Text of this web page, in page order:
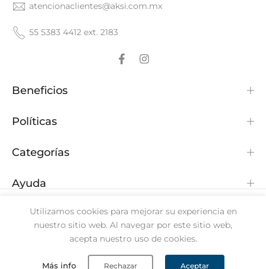
atencionaclientes@aksi.com.mx
55 5383 4412 ext. 2183
Beneficios
Políticas
Categorías
Ayuda
Tecnología deShopify
Utilizamos cookies para mejorar su experiencia en
nuestro sitio web. Al navegar por este sitio web,
acepta nuestro uso de cookies.
Más info Rechazar Aceptar